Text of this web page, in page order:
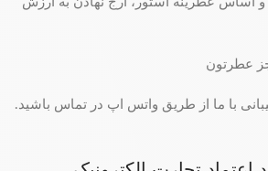
عطرتون
با ما از طریق واتس اپ در تماس باشید.